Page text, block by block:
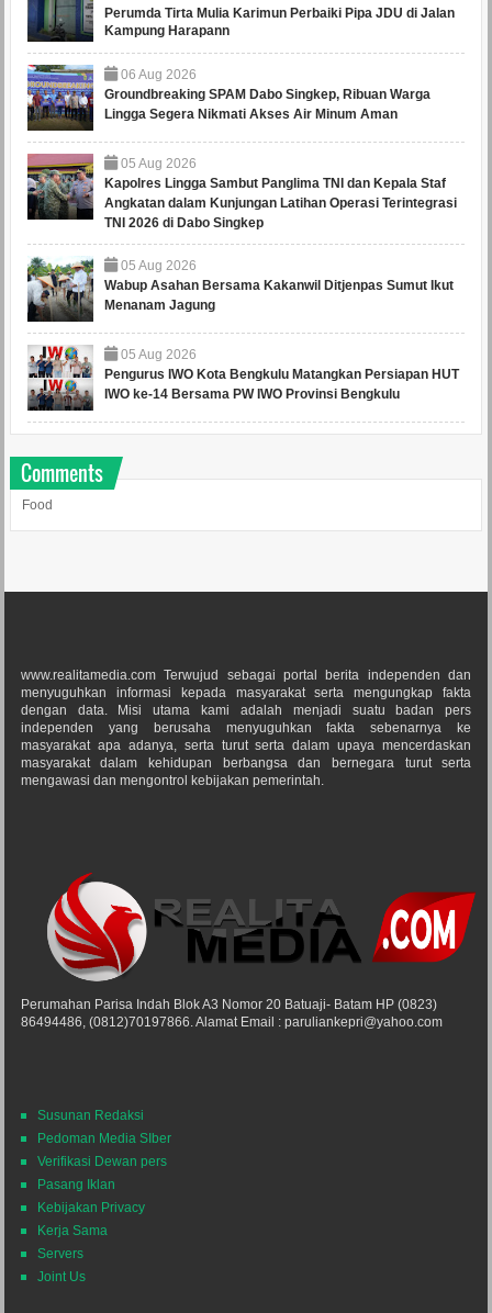
Perumda Tirta Mulia Karimun Perbaiki Pipa JDU di Jalan
Kampung Harapann
06 Aug 2026
Groundbreaking SPAM Dabo Singkep, Ribuan Warga
Lingga Segera Nikmati Akses Air Minum Aman
05 Aug 2026
Kapolres Lingga Sambut Panglima TNI dan Kepala Staf
Angkatan dalam Kunjungan Latihan Operasi Terintegrasi
TNI 2026 di Dabo Singkep
05 Aug 2026
Wabup Asahan Bersama Kakanwil Ditjenpas Sumut Ikut
Menanam Jagung
05 Aug 2026
Pengurus IWO Kota Bengkulu Matangkan Persiapan HUT
IWO ke-14 Bersama PW IWO Provinsi Bengkulu
Comments
Food
www.realitamedia.com Terwujud sebagai portal berita independen dan
menyuguhkan informasi kepada masyarakat serta mengungkap fakta
dengan data. Misi utama kami adalah menjadi suatu badan pers
independen yang berusaha menyuguhkan fakta sebenarnya ke
masyarakat apa adanya, serta turut serta dalam upaya mencerdaskan
masyarakat dalam kehidupan berbangsa dan bernegara turut serta
mengawasi dan mengontrol kebijakan pemerintah.
Perumahan Parisa Indah Blok A3 Nomor 20 Batuaji- Batam HP (0823)
86494486, (0812)70197866. Alamat Email : paruliankepri@yahoo.com
Susunan Redaksi
Pedoman Media SIber
Verifikasi Dewan pers
Pasang Iklan
Kebijakan Privacy
Kerja Sama
Servers
Joint Us